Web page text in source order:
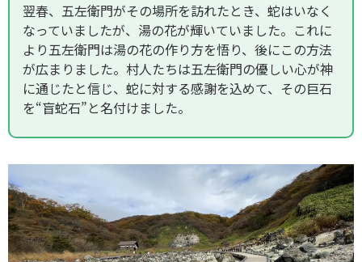
翌春、五左衛門がその場所を訪れたとき、蛇はいなく
なっていましたが、湯の花が輝いていました。これに
より五左衛門は湯の花の作り方を悟り、後にこの方法
が広まりました。村人たちは五左衛門の優しい心が神
に通じたと信じ、蛇に対する感謝を込めて、その巨石
を“盲蛇石”と名付けました。